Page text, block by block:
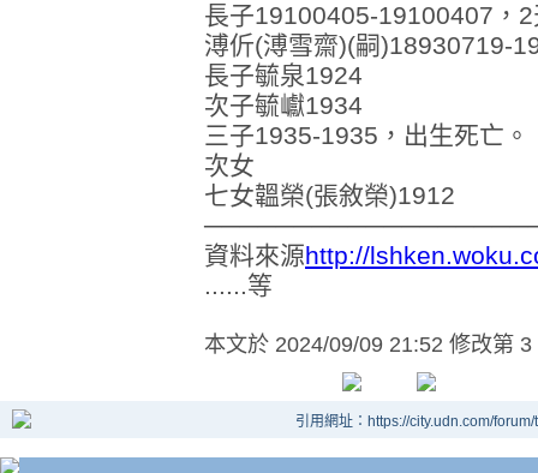
長子19100405-19100407，
溥伒(溥雪齋)(嗣)18930719-
長子毓泉1924
次子毓巘1934
三子1935-1935，出生死亡。
次女
七女韞榮(張敘榮)1912
資料來源http://
......等
本文於 2024/09/09 21:52 修改第 3
引用網址：https://city.udn.com/